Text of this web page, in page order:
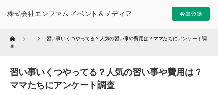
株式会社エンファム.イベント＆メディア
Home
習い事いくつやってる？人気の習い事や費用は？ママたちにアンケート調
査
習い事いくつやってる？人気の習い事や費用は？
ママたちにアンケート調査